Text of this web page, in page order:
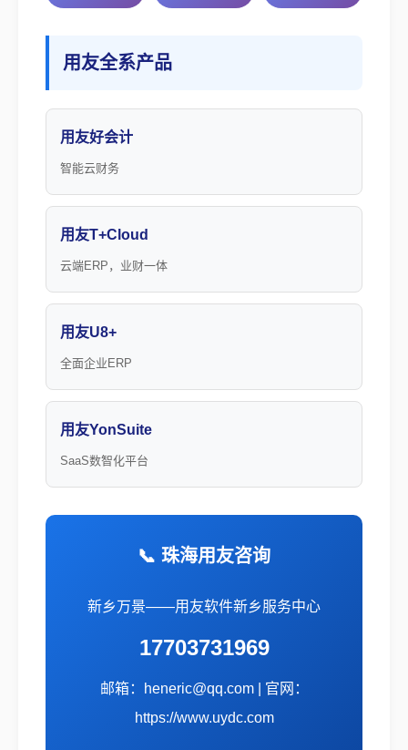
用友全系产品
用友好会计
智能云财务
用友T+Cloud
云端ERP，业财一体
用友U8+
全面企业ERP
用友YonSuite
SaaS数智化平台
📞 珠海用友咨询
新乡万景——用友软件新乡服务中心
17703731969
邮箱：heneric@qq.com | 官网：
https://www.uydc.com